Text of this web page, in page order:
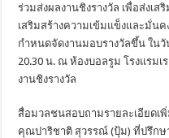
ร่วมส่งผลงานชิงรางวัล เพื่อส่งเ
เสริมสร้างความเข้มแข็งและมั่น
กำหนดจัดงานมอบรางวัลขึ้น ในวั
20.30 น. ณ ห้องบอลรูม โรงแรมเ
งานชิงรางวัล
สื่อมวลชนสอบถามรายละเอียดเ
คุณปาริชาติ สุวรรณ์ (ปุ้ม) ที่ปรึก